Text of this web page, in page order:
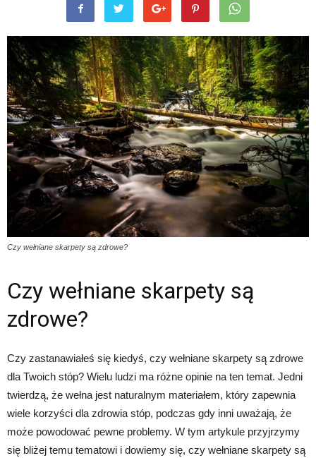
Czy wełniane skarpety są zdrowe?
Czy wełniane skarpety są
zdrowe?
Czy zastanawiałeś się kiedyś, czy wełniane skarpety są zdrowe
dla Twoich stóp? Wielu ludzi ma różne opinie na ten temat. Jedni
twierdzą, że wełna jest naturalnym materiałem, który zapewnia
wiele korzyści dla zdrowia stóp, podczas gdy inni uważają, że
może powodować pewne problemy. W tym artykule przyjrzymy
się bliżej temu tematowi i dowiemy się, czy wełniane skarpety są